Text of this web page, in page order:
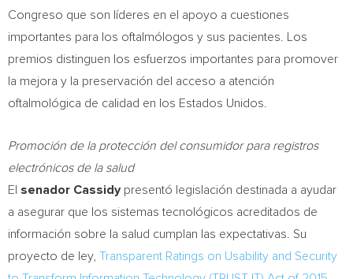
Congreso que son líderes en el apoyo a cuestiones
importantes para los oftalmólogos y sus pacientes. Los
premios distinguen los esfuerzos importantes para promover
la mejora y la preservación del acceso a atención
oftalmológica de calidad en los Estados Unidos.
Promoción de la protección del consumidor para registros
electrónicos de la salud
El senador Cassidy presentó legislación destinada a ayudar
a asegurar que los sistemas tecnológicos acreditados de
información sobre la salud cumplan las expectativas. Su
proyecto de ley, Transparent Ratings on Usability and Security